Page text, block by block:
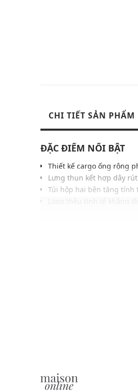
CHI TIẾT SẢN PHẨM
ĐẶC ĐIỂM NỔI BẬT
Thiết kế cargo ống rộng
Lưng thun kết hợp dây
Túi hộp hai bên tăng tính